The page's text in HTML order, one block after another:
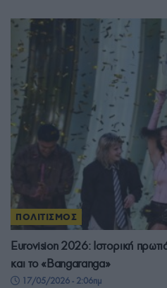
ΠΟΛΙΤΙΣΜΟΣ
Eurovision 2026: Ιστορική
και το «Bangaranga»
17/05/2026 - 2:06πμ